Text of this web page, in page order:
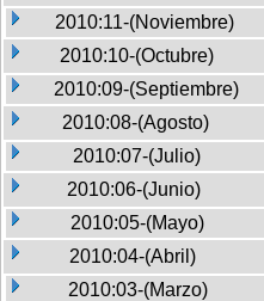
2010:11-(Noviembre)
2010:10-(Octubre)
2010:09-(Septiembre)
2010:08-(Agosto)
2010:07-(Julio)
2010:06-(Junio)
2010:05-(Mayo)
2010:04-(Abril)
2010:03-(Marzo)